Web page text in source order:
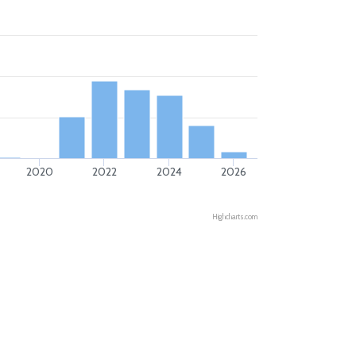
2020 2022 2024 2026
Highcharts.com